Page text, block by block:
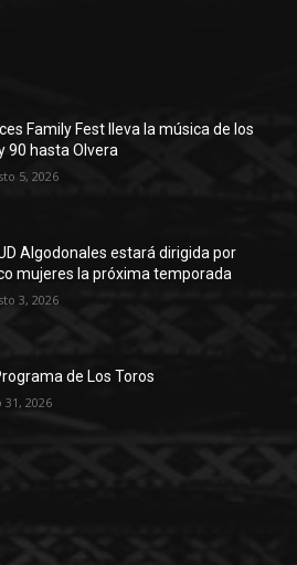
Family Fest lleva la música de los
90 hasta Olvera
5, 2026
Algodonales estará dirigida por
mujeres la próxima temporada
3, 2026
de Los Toros
31, 2026